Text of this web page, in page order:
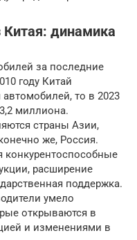
Китая: динамика
за последние
году Китай
то в 2023
миллиона.
страны Азии,
же, Россия.
расширение
поддержка.
умело
открываются в
и изменениями в